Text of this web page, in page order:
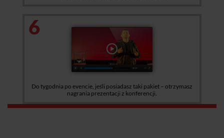
6
Do tygodnia po evencie, jeśli posiadasz taki pakiet – otrzymasz
nagrania prezentacji z konferencji.